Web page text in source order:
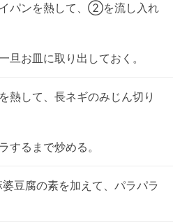
パンを熱して、②を流し入れ
旦お皿に取り出しておく。
熱して、長ネギのみじん切り
するまで炒める。
豆腐の素を加えて、パラパラ